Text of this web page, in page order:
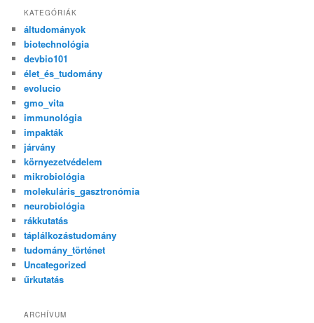
KATEGÓRIÁK
áltudományok
biotechnológia
devbio101
élet_és_tudomány
evolucio
gmo_vita
immunológia
impakták
járvány
környezetvédelem
mikrobiológia
molekuláris_gasztronómia
neurobiológia
rákkutatás
táplálkozástudomány
tudomány_történet
Uncategorized
űrkutatás
ARCHÍVUM